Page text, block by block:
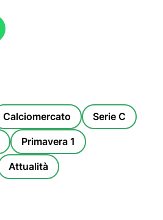
Calciomercato Serie C
Primavera 1
Attualità